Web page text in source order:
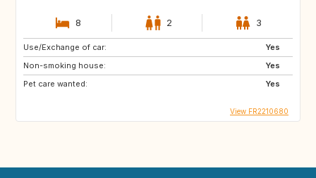
8 2 3
Use/Exchange of car:
Yes
Non-smoking house:
Yes
Pet care wanted:
Yes
View FR2210680